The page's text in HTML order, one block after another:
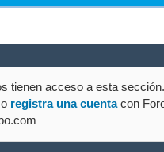
tienen acceso a esta sección.
registra una cuentacon